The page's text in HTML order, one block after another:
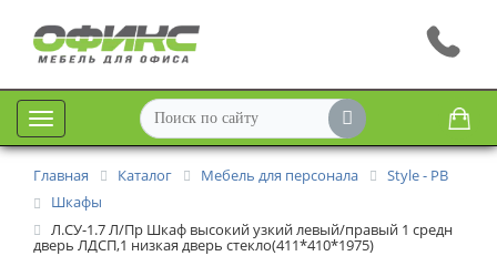
Меню
Главная Каталог Мебель для персонала
Style - РВ
Шкафы
Л.СУ-1.7 Л/Пр Шкаф высокий узкий левый/правый 1 средн
дверь ЛДСП,1 низкая дверь стекло(411*410*1975)